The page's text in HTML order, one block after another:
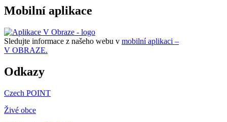
Mobilní aplikace
Sledujte informace z našeho webu v mobilní aplikaci –
V OBRAZE.
Odkazy
Czech POINT
Živé obce